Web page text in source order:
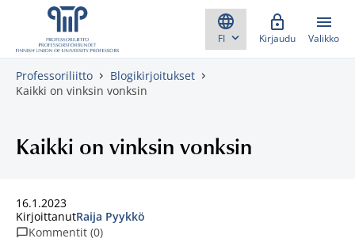
Skippaa sisältö
Kirjaudu Valikko
Professoriliitto
Blogikirjoitukset
Kaikki on vinksin vonksin
Kaikki on vinksin vonksin
16.1.2023
KirjoittanutRaija Pyykkö
Kommentit (0)